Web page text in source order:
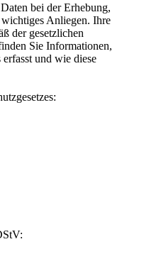
bei der Erhebung,
Anliegen. Ihre
der gesetzlichen
Sie Informationen,
und wie diese